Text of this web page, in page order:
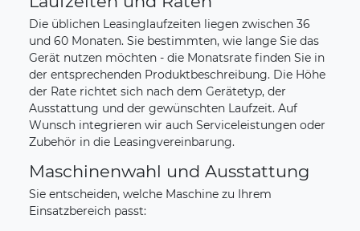
Die üblichen Leasinglaufzeiten liegen zwischen 36
und 60 Monaten. Sie bestimmten, wie lange Sie das
Gerät nutzen möchten - die Monatsrate finden Sie in
der entsprechenden Produktbeschreibung. Die Höhe
der Rate richtet sich nach dem Gerätetyp, der
Ausstattung und der gewünschten Laufzeit. Auf
Wunsch integrieren wir auch Serviceleistungen oder
Zubehör in die Leasingvereinbarung.
Maschinenwahl und Ausstattung
Sie entscheiden, welche Maschine zu Ihrem
Einsatzbereich passt: